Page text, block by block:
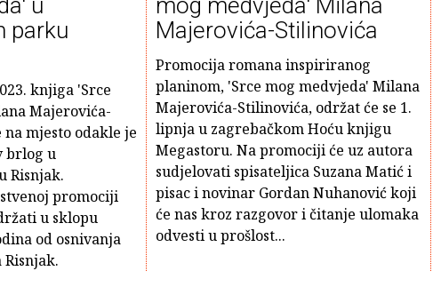
u
parku
knjiga 'Srce
Majerovića-
mjesto odakle je
brlog u
Risnjak.
promociji
u sklopu
od osnivanja
mog medvjeda' Milana
Majerovića-Stilinovića
Promocija romana inspiriranog
planinom, 'Srce mog medvjeda' Milana
Majerovića-Stilinovića, održat će se 1.
lipnja u zagrebačkom Hoću knjigu
Megastoru. Na promociji će uz autora
sudjelovati spisateljica Suzana Matić i
pisac i novinar Gordan Nuhanović koji
će nas kroz razgovor i čitanje ulomaka
odvesti u prošlost...